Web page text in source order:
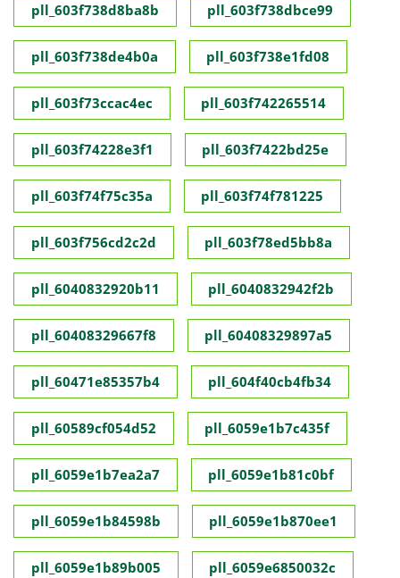
pll_603f738d8ba8b pll_603f738dbce99
pll_603f738de4b0a pll_603f738e1fd08
pll_603f73ccac4ec pll_603f742265514
pll_603f74228e3f1 pll_603f7422bd25e
pll_603f74f75c35a pll_603f74f781225
pll_603f756cd2c2d pll_603f78ed5bb8a
pll_6040832920b11 pll_6040832942f2b
pll_60408329667f8 pll_60408329897a5
pll_60471e85357b4 pll_604f40cb4fb34
pll_60589cf054d52 pll_6059e1b7c435f
pll_6059e1b7ea2a7 pll_6059e1b81c0bf
pll_6059e1b84598b pll_6059e1b870ee1
pll_6059e1b89b005 pll_6059e6850032c